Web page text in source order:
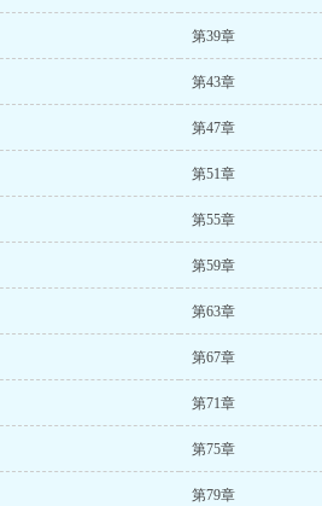
第39章
第43章
第47章
第51章
第55章
第59章
第63章
第67章
第71章
第75章
第79章